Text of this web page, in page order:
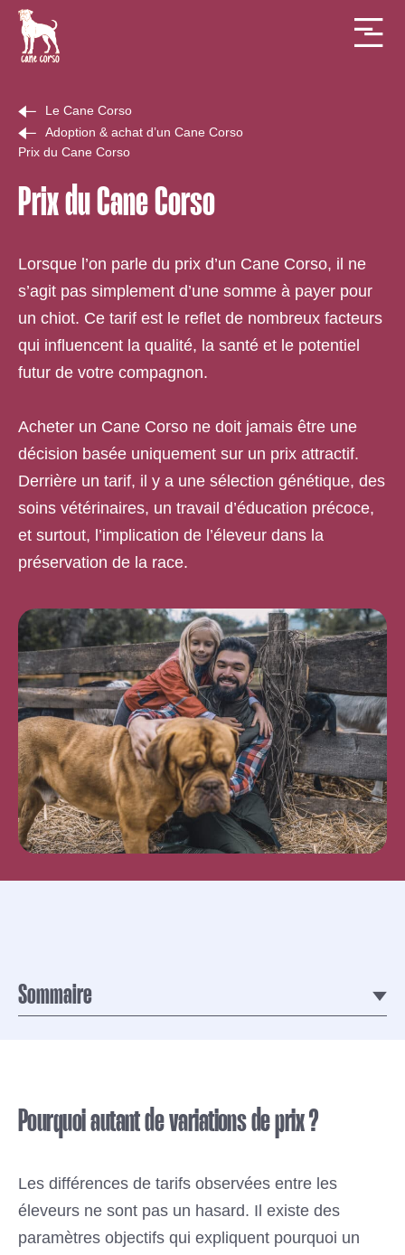
Le Cane Corso
Adoption & achat d’un Cane Corso
Prix du Cane Corso
Prix du Cane Corso
Lorsque l’on parle du prix d’un Cane Corso, il ne
s’agit pas simplement d’une somme à payer pour
un chiot. Ce tarif est le reflet de nombreux facteurs
qui influencent la qualité, la santé et le potentiel
futur de votre compagnon.
Acheter un Cane Corso ne doit jamais être une
décision basée uniquement sur un prix attractif.
Derrière un tarif, il y a une sélection génétique, des
soins vétérinaires, un travail d’éducation précoce,
et surtout, l’implication de l’éleveur dans la
préservation de la race.
Sommaire
Pourquoi des variations ?
Le prix d'un chiot
Localisation et éleveurs, pourquoi
cette influence ?
Adulte ou chien de reproduction :
budget ?
Pourquoi autant de variations de prix ?
Les différences de tarifs observées entre les
éleveurs ne sont pas un hasard. Il existe des
paramètres objectifs qui expliquent pourquoi un